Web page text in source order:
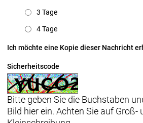
3 Tage
4 Tage
Ich möchte eine Kopie dieser Nachricht
Sicherheitscode
Bitte geben Sie die Buchstaben
Bild hier ein. Achten Sie auf Groß-